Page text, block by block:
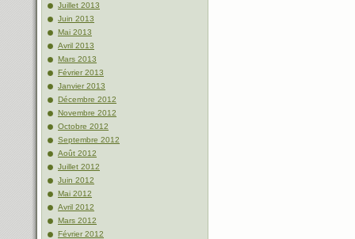
Juillet 2013
Juin 2013
Mai 2013
Avril 2013
Mars 2013
Février 2013
Janvier 2013
Décembre 2012
Novembre 2012
Octobre 2012
Septembre 2012
Août 2012
Juillet 2012
Juin 2012
Mai 2012
Avril 2012
Mars 2012
Février 2012